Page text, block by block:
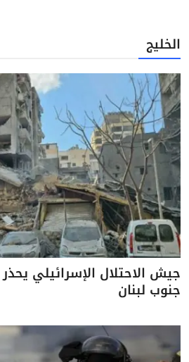
الخليج
جنوب لبنان